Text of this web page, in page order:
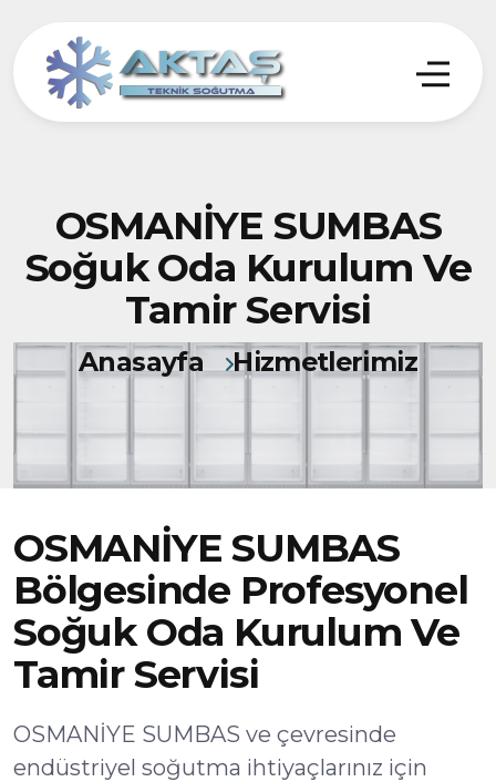
OSMANİYE SUMBAS
Soğuk Oda Kurulum Ve
Tamir Servisi
Anasayfa Hizmetlerimiz
OSMANİYE SUMBAS
Bölgesinde Profesyonel
Soğuk Oda Kurulum Ve
Tamir Servisi
OSMANİYE SUMBAS ve çevresinde
endüstriyel soğutma ihtiyaçlarınız için